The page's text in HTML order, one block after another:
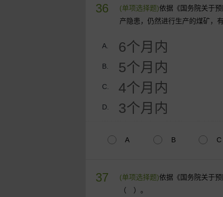
36 (单项选择题)依据《国务院关于
产隐患，仍然进行生产的煤矿，
A. 6个月内
B. 5个月内
C. 4个月内
D. 3个月内
A B C
37 (单项选择题)依据《国务院关于
（ ）。